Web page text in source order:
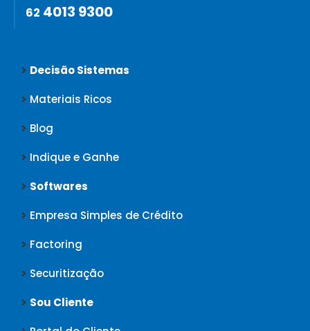
62 4013 9300
Decisão Sistemas
Materiais Ricos
Blog
Indique e Ganhe
Softwares
Empresa Simples de Crédito
Factoring
Securitização
Sou Cliente